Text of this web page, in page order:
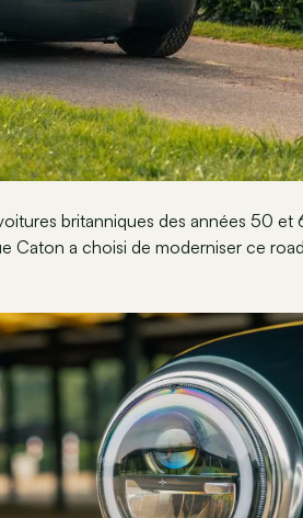
britanniques des années 50 et
Caton a choisi de moderniser ce